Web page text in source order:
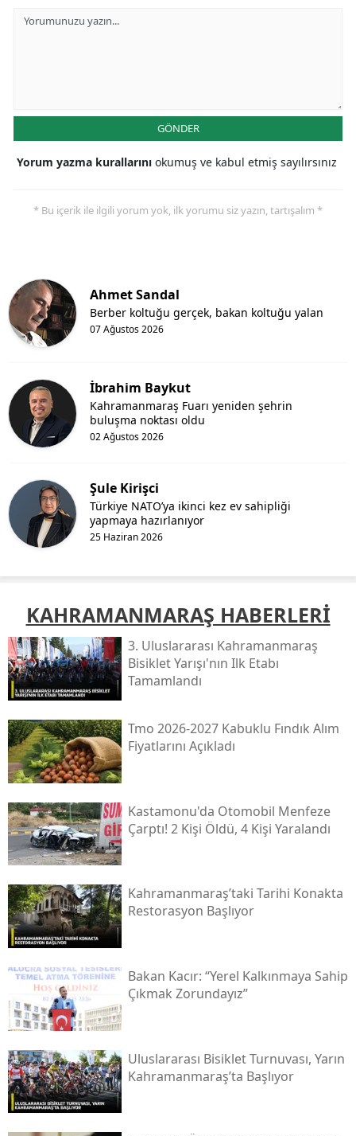
GÖNDER
Yorum yazma kurallarını okumuş ve kabul etmiş sayılırsınız
* Bu içerik ile ilgili yorum yok, ilk yorumu siz yazın, tartışalım *
Ahmet Sandal
07 Ağustos 2026
Berber koltuğu gerçek, bakan koltuğu yalan
İbrahim Baykut
02 Ağustos 2026
Kahramanmaraş Fuarı yeniden şehrin
buluşma noktası oldu
Şule Kirişci
25 Haziran 2026
Türkiye NATO’ya ikinci kez ev sahipliği
yapmaya hazırlanıyor
KAHRAMANMARAŞ HABERLERİ
3. Uluslararası Kahramanmaraş
Bisiklet Yarışı'nın Ilk Etabı
Tamamlandı
Tmo 2026-2027 Kabuklu Fındık Alım
Fiyatlarını Açıkladı
Kastamonu'da Otomobil Menfeze
Çarptı! 2 Kişi Öldü, 4 Kişi Yaralandı
Kahramanmaraş’taki Tarihi Konakta
Restorasyon Başlıyor
Bakan Kacır: “yerel Kalkınmaya Sahip
Çıkmak Zorundayız”
Uluslararası Bisiklet Turnuvası, Yarın
Kahramanmaraş’ta Başlıyor